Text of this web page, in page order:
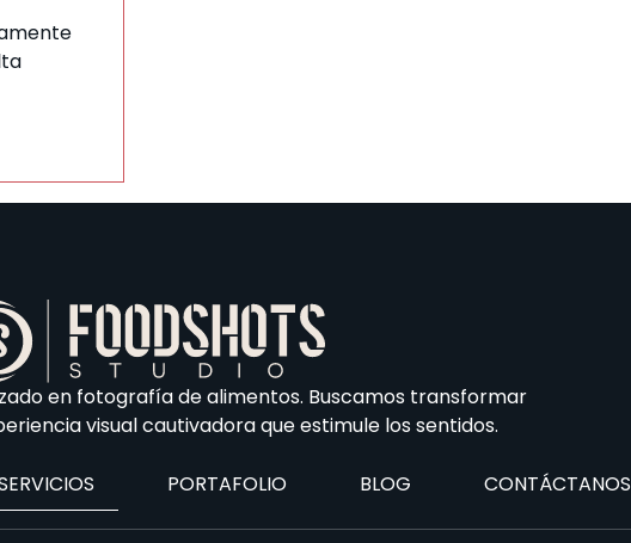
en fotografía de alimentos. Buscamos transformar
visual cautivadora que estimule los sentidos.
PORTAFOLIO BLOG CONTÁCTANOS